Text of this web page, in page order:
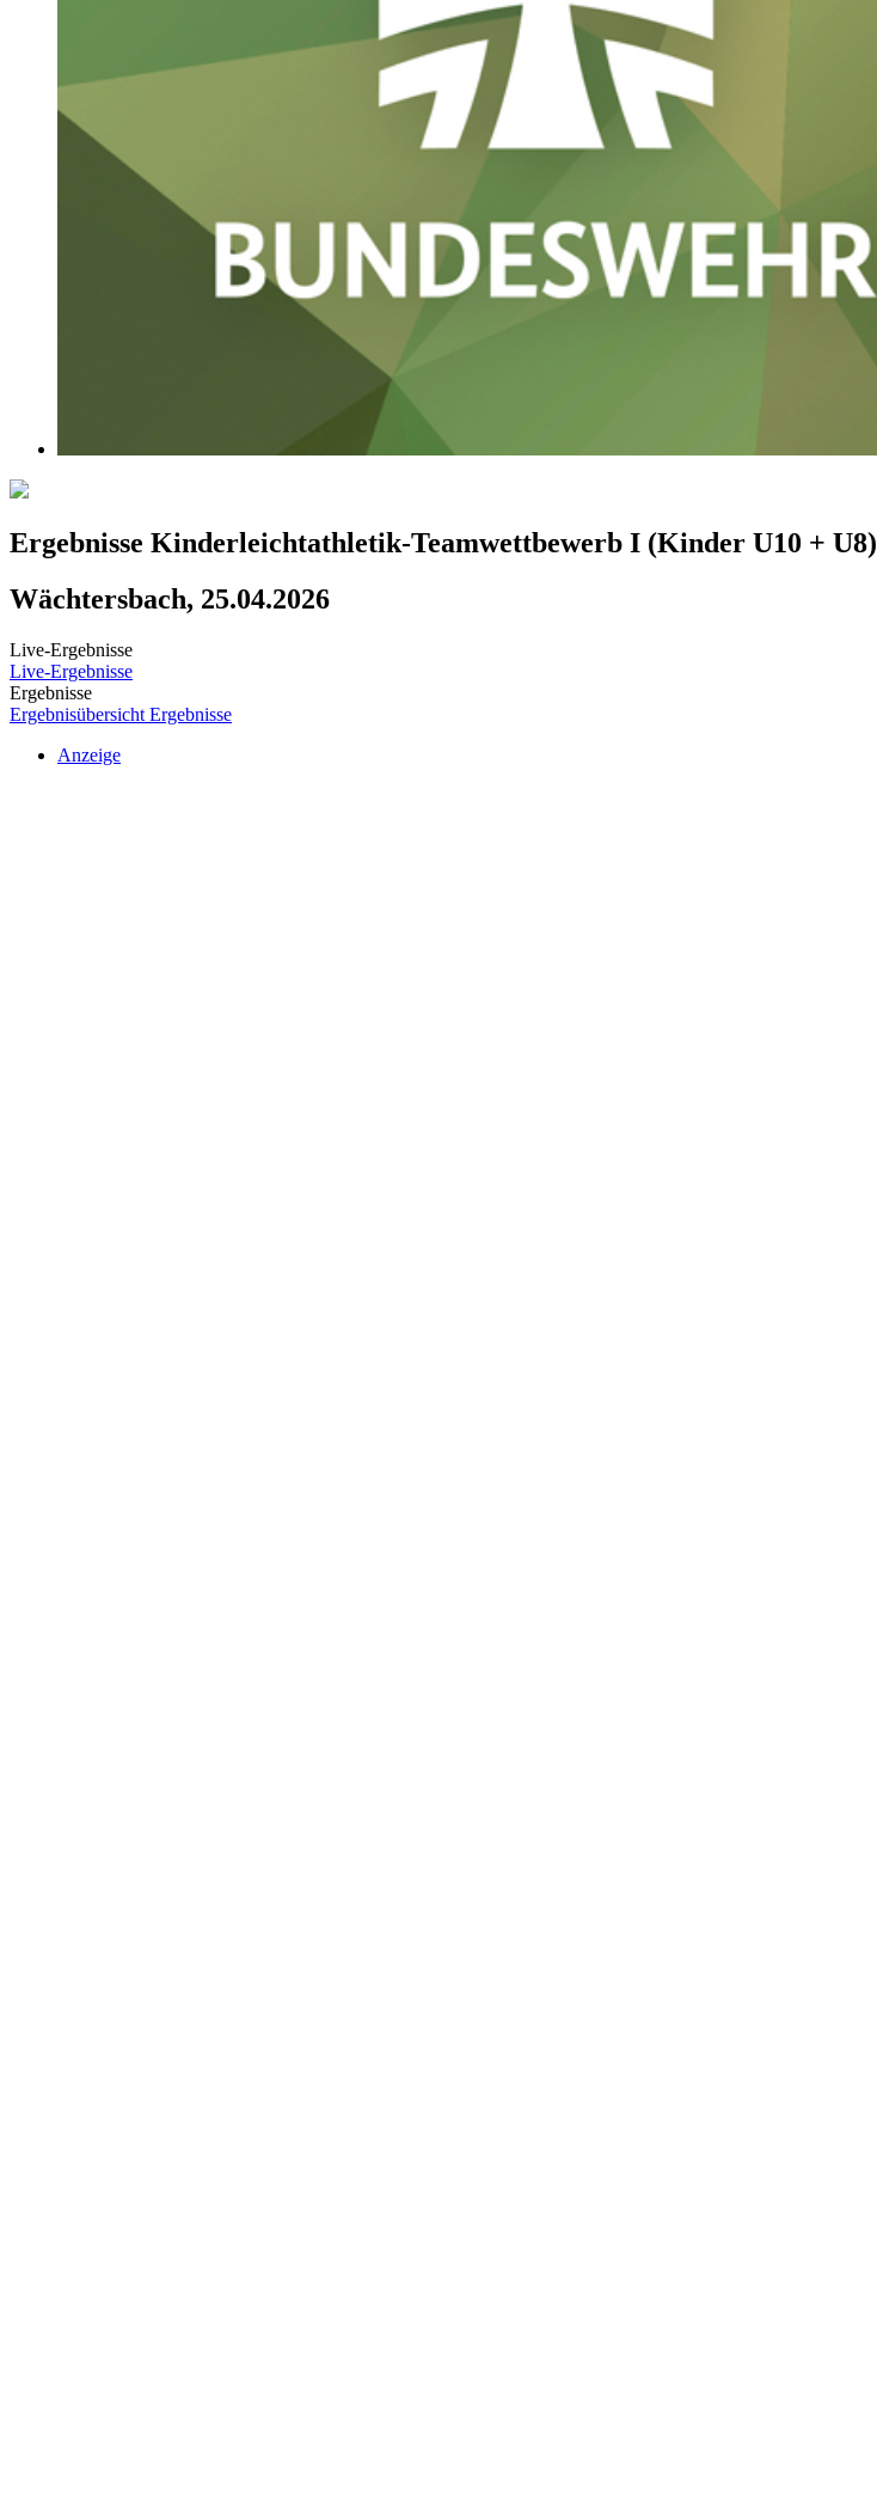
Ergebnisse Kinderleichtathletik-Teamwettbewerb I (Kinder U10 + U8)
Wächtersbach, 25.04.2026
Live-Ergebnisse
Live-Ergebnisse
Ergebnisse
Ergebnisübersicht Ergebnisse
Anzeige